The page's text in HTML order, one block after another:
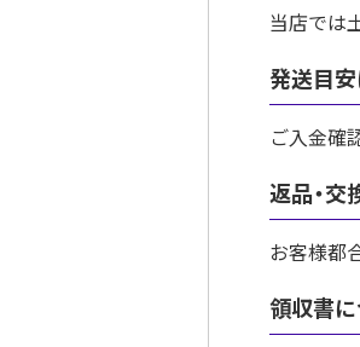
当店では
発送目
ご入金確
返品・交
お客様都
領収書